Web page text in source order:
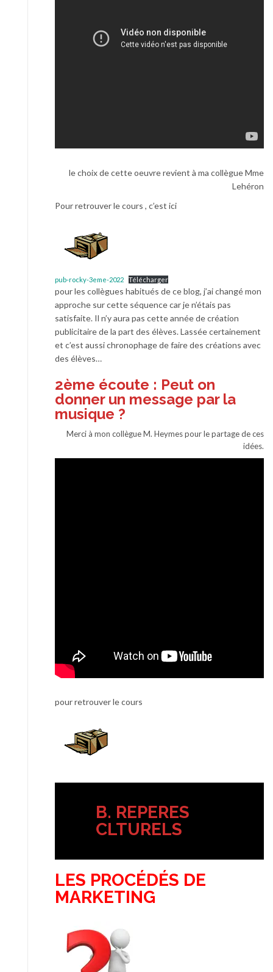
le choix de cette oeuvre revient à ma collègue Mme
Lehéron
Pour retrouver le cours , c’est ici
pub-rocky-3eme-2022 Télécharger
pour les collègues habitués de ce blog, j’ai changé mon
approche sur cette séquence car je n’étais pas
satisfaite. Il n’y aura pas cette année de création
publicitaire de la part des élèves. Lassée certainement
et c’est aussi chronophage de faire des créations avec
des élèves…
2ème écoute : Peut on
donner un message par la
musique ?
Merci à mon collègue M. Heymes pour le partage de ces
idées.
pour retrouver le cours
B. REPERES
CLTURELS
LES PROCÉDÉS DE
MARKETING